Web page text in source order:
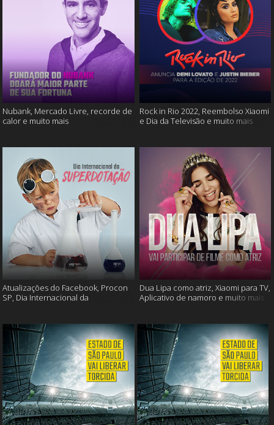
Nubank, Mercado Livre, recorde de
calor e muito mais
Rock in Rio 2022, Reembolso Xiaomi
e Dia da Televisão e muito mais
Atualizações do Facebook, Procon
SP, Dia Internacional da
Dua Lipa como atriz, Xiaomi para TV,
Aplicativo de namoro e muito mais